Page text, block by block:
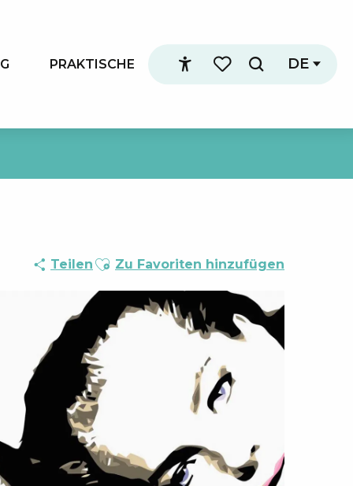
Accessibilité
Voir les favoris
Suche
DE
PRAKTISCHE
Teilen Ajouter aux favoris
Zu Favoriten hinzufügen